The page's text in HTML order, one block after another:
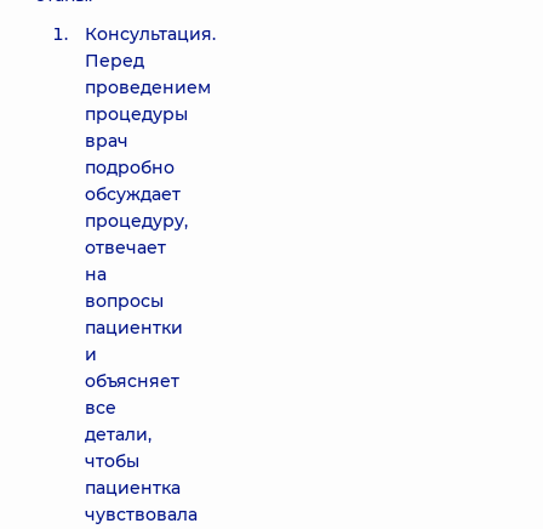
Консультация.
Перед
проведением
процедуры
врач
подробно
обсуждает
процедуру,
отвечает
на
вопросы
пациентки
и
объясняет
все
детали,
чтобы
пациентка
чувствовала